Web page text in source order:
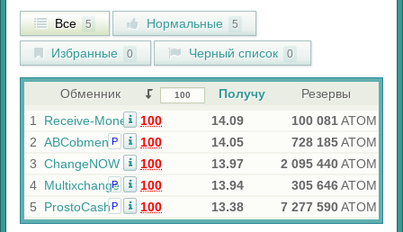
Все 5 Нормальные 5
Избранные 0 Черный список 0
Обменник Получу
Резервы
1
Receive-Money 100 14.09 100 081ATOM
2 ABCobmen Р 100 14.05 728 185ATOM
3 ChangeNOW 100 13.97 2 095 440ATOM
4 Multixchange
Р 100 13.94 305 646ATOM
5
ProstoCashР 100 13.38 7 277 590ATOM